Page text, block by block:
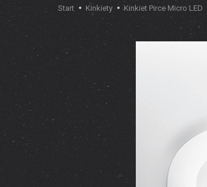
Start Kinkiety Kinkiet Pirce Micro LED